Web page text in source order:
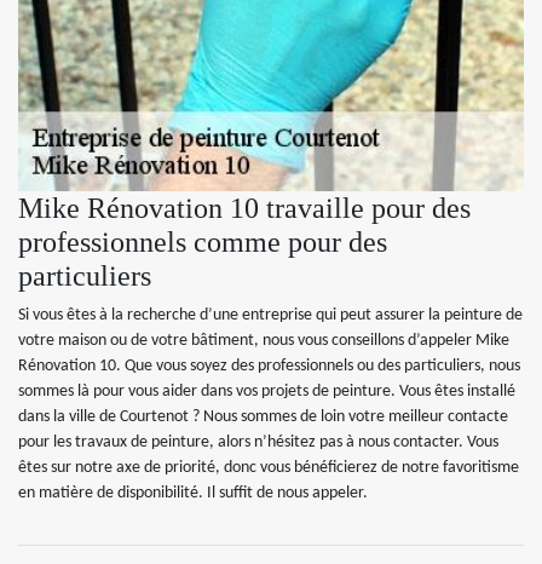
Mike Rénovation 10 travaille pour des
professionnels comme pour des
particuliers
Si vous êtes à la recherche d’une entreprise qui peut assurer la peinture de
votre maison ou de votre bâtiment, nous vous conseillons d’appeler Mike
Rénovation 10. Que vous soyez des professionnels ou des particuliers, nous
sommes là pour vous aider dans vos projets de peinture. Vous êtes installé
dans la ville de Courtenot ? Nous sommes de loin votre meilleur contacte
pour les travaux de peinture, alors n’hésitez pas à nous contacter. Vous
êtes sur notre axe de priorité, donc vous bénéficierez de notre favoritisme
en matière de disponibilité. Il suffit de nous appeler.